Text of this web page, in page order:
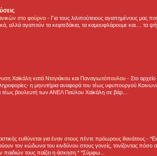
στο φούρνο - Για τους λιλιπούτειους αγαπημένους μας
αλλά αγαπούν τα κεφτεδάκια, τα καμουφλάρουμε και.... τα
Χαϊκάλη κατά Ντογιάκου και Παναγιωτόπουλου - Στο αρχείο
η μηνυτήρια αναφορά του τέως υφυπουργού
τέως βουλευτή των ΑΝΕΛ Παύλου Χαϊκάλη σε βάρ...
ευθύνεται για έναν στους πέντε πρόωρους θανάτους -
τον κώδωνα του κινδύνου στους γονείς, τονίζοντας πόσο
παιδιών τους παίζει η άσκηση.* *Σύμφω...